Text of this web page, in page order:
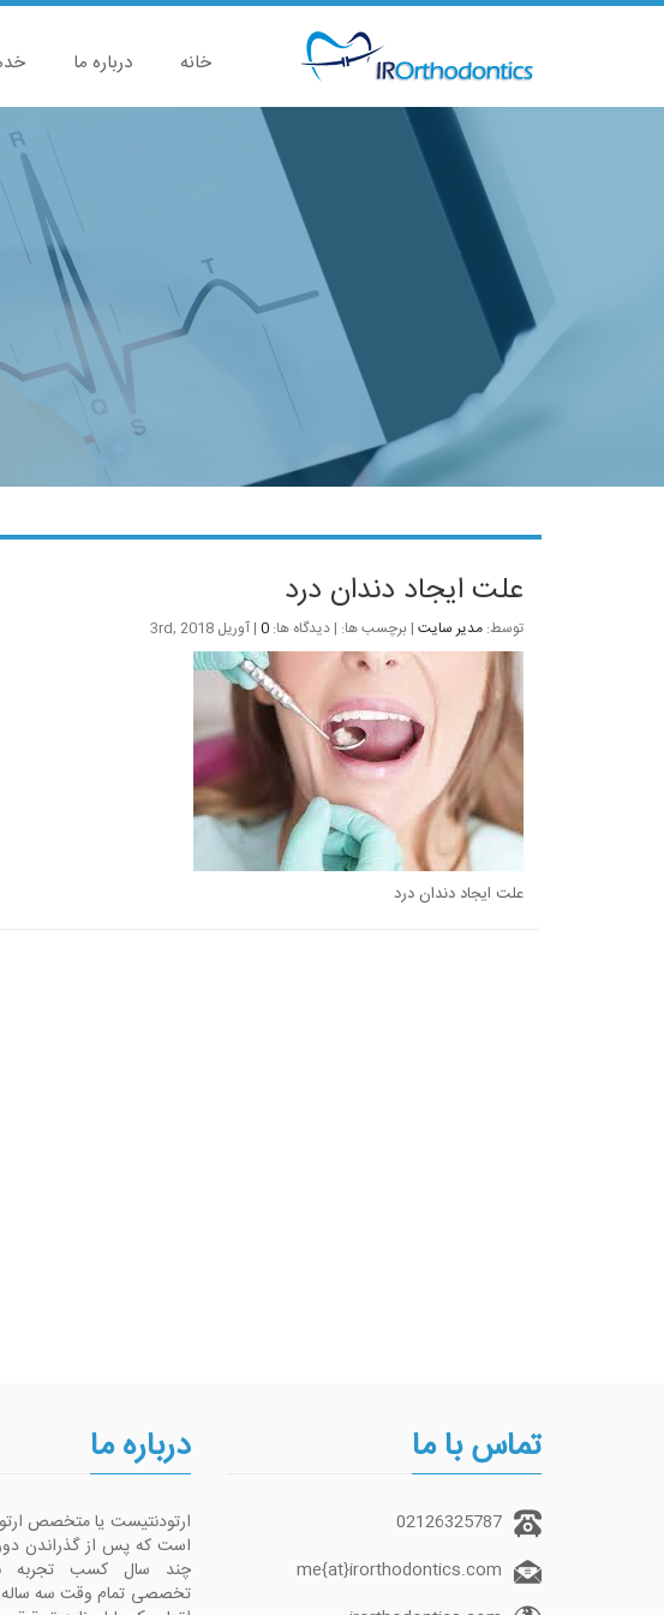
خانه درباره ما
علت ایجاد دندان درد
توسط: مدیر سایت | برچسب ها: | دیدگاه ها: 0 | آوریل 3rd, 2018
علت ایجاد دندان درد
درباره ما
ارتودنتیست یا متخصص
چند سال کسب تجربه
تخصصی تمام وقت سه ساله
تماس با ما
02126325787
me{at}irorthodontics.com